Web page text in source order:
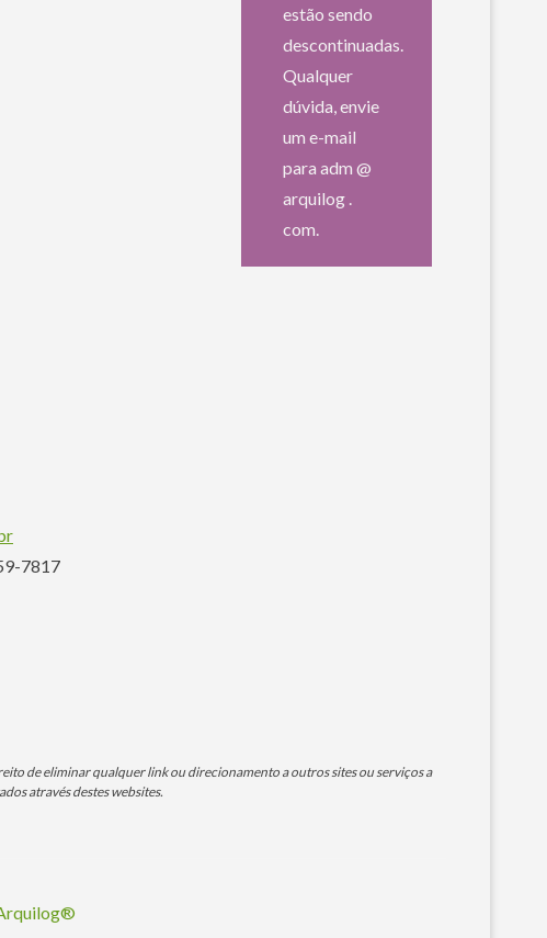
estão sendo
descontinuadas.
Qualquer
dúvida, envie
um e-mail
para adm @
arquilog .
com.
7817
de eliminar qualquer link ou direcionamento a outros sites ou serviços a
através destes websites.